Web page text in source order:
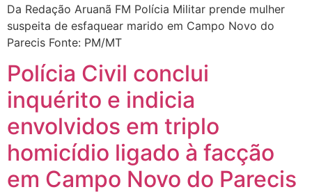
Da Redação Aruanã FM Polícia Militar prende mulher
suspeita de esfaquear marido em Campo Novo do
Parecis Fonte: PM/MT
Polícia Civil conclui
inquérito e indicia
envolvidos em triplo
homicídio ligado à facção
em Campo Novo do Parecis